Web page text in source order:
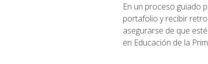
En un proceso guiado
portafolio y recibir
asegurarse de que
en Educación de la